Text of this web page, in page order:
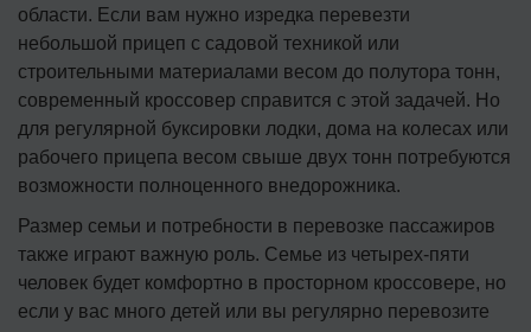
области. Если вам нужно изредка перевезти
небольшой прицеп с садовой техникой или
строительными материалами весом до полутора тонн,
современный кроссовер справится с этой задачей. Но
для регулярной буксировки лодки, дома на колесах или
рабочего прицепа весом свыше двух тонн потребуются
возможности полноценного внедорожника.
Размер семьи и потребности в перевозке пассажиров
также играют важную роль. Семье из четырех-пяти
человек будет комфортно в просторном кроссовере, но
если у вас много детей или вы регулярно перевозите